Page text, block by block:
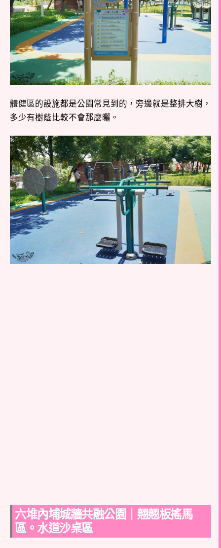
體健區的設施都是公園常見到的，旁邊就是整排大樹，
多少有樹蔭比較不會那麼曬。
六堆內埔城牆共融公園｜翹翹板搖馬
區。水道沙桌區